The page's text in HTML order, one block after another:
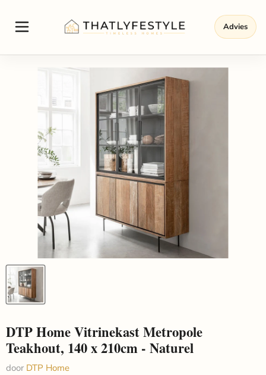
Advies
DTP Home Vitrinekast Metropole
Teakhout, 140 x 210cm - Naturel
door DTP Home